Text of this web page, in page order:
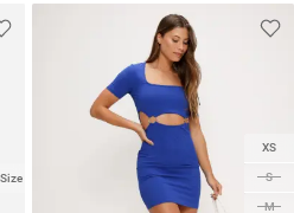
XS
S
M